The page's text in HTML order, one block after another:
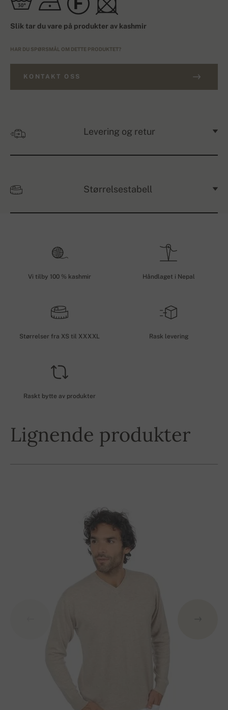
Slik tar du vare på produkter av kashmir
HAR DU SPØRSMÅL OM DETTE PRODUKTET?
KONTAKT OSS
Levering og retur
Størrelsestabell
Vi tilby 100 % kashmir Håndlaget i Nepal
Størrelser fra XS til XXXXL Rask levering
Raskt bytte av produkter
Lignende produkter